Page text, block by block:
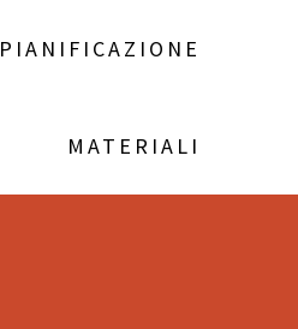
PIANIFICAZIONE
MATERIALI